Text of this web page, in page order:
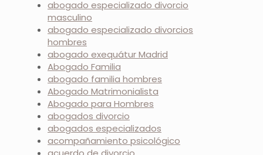
abogado especializado divorcio
masculino
abogado especializado divorcios
hombres
abogado exequátur Madrid
Abogado Familia
abogado familia hombres
Abogado Matrimonialista
Abogado para Hombres
abogados divorcio
abogados especializados
acompañamiento psicológico